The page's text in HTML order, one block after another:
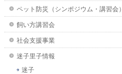
ペット防災（シンポジウム・講習会）
飼い方講習会
社会支援事業
迷子里子情報
迷子